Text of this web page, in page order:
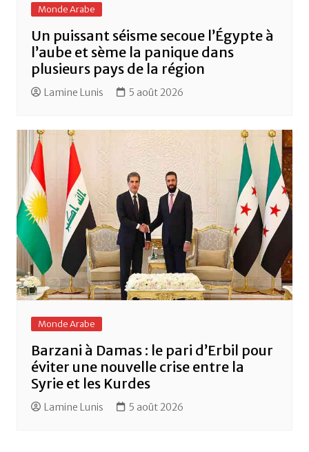
Monde Arabe
Un puissant séisme secoue l’Égypte à
l’aube et sème la panique dans
plusieurs pays de la région
Lamine Lunis 5 août 2026
Monde Arabe
Barzani à Damas : le pari d’Erbil pour
éviter une nouvelle crise entre la
Syrie et les Kurdes
Lamine Lunis 5 août 2026